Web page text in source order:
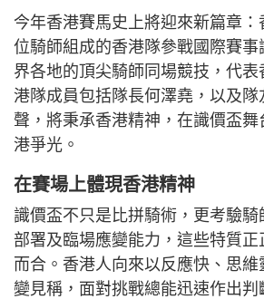
今年香港賽馬史上將迎來新篇章：
位騎師組成的香港隊參戰國際賽
界各地的頂尖騎師同場競技，代
港隊成員包括隊長何澤堯，以及隊
聲，將秉承香港精神，在識價盃
港爭光。
在賽場上體現香港精神
識價盃不只是比拼騎術，更考驗
部署及臨場應變能力，這些特質
而合。香港人向來以反應快、思
變見稱，面對挑戰總能迅速作出